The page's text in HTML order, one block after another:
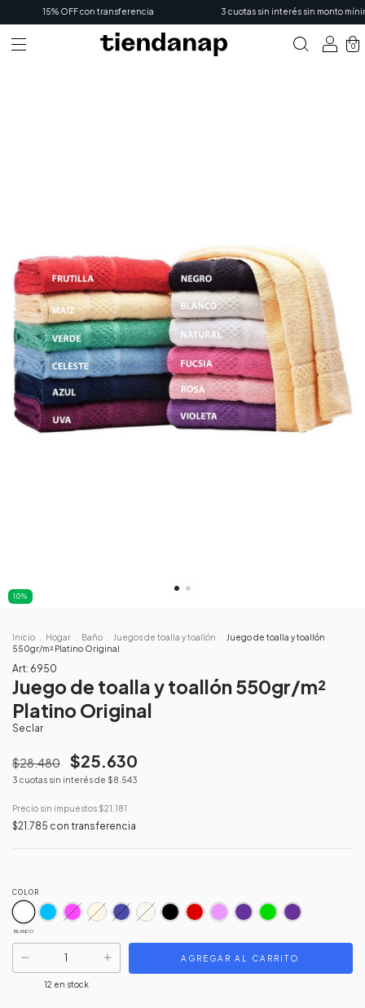
15% OFF con transferencia 3 cuotas sin interés sin monto mínimo
0
10%
Inicio Hogar Baño Juegos de toalla y toallón
Juego de toalla y toallón
550gr/m² Platino Original
Art: 6950
Juego de toalla y toallón 550gr/m²
Platino Original
Seclar
$28.480 $25.630
3 cuotas sin interés de $8.543
Precio sin impuestos $21.181
$21.785 con transferencia
COLOR
BLANCO
12 en stock